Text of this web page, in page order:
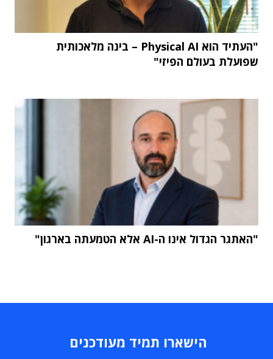
"העתיד הוא Physical AI – בינה מלאכותית
שפועלת בעולם הפיזי"
"האתגר הגדול אינו ה-AI אלא הטמעתה בארגון"
הישארו תמיד מעודכנים